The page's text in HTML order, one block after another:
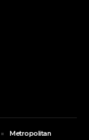
Metropolitan